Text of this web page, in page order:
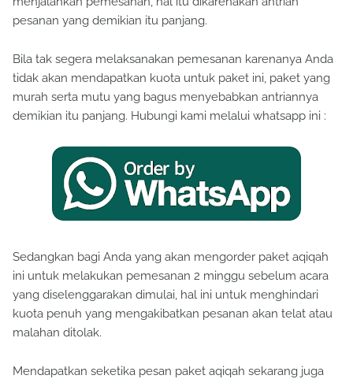
pesanan yang demikian itu panjang.
Bila tak segera melaksanakan pemesanan karenanya Anda
tidak akan mendapatkan kuota untuk paket ini, paket yang
murah serta mutu yang bagus menyebabkan antriannya
demikian itu panjang. Hubungi kami melalui whatsapp ini :
Sedangkan bagi Anda yang akan mengorder paket aqiqah
ini untuk melakukan pemesanan 2 minggu sebelum acara
yang diselenggarakan dimulai, hal ini untuk menghindari
kuota penuh yang mengakibatkan pesanan akan telat atau
malahan ditolak.
Mendapatkan seketika pesan paket aqiqah sekarang juga